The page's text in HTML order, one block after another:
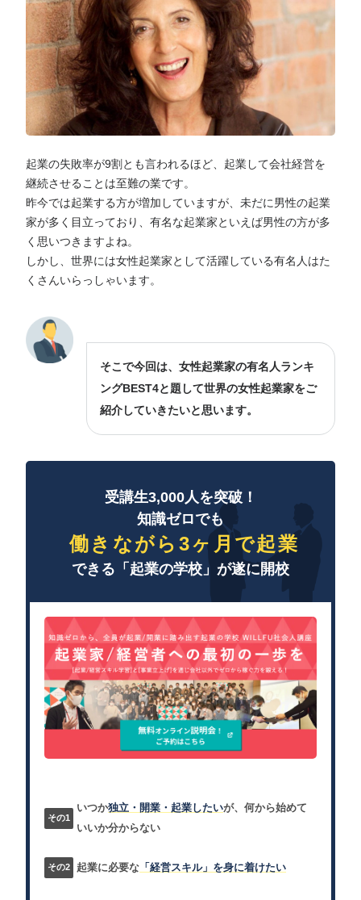
起業の失敗率が9割とも言われるほど、起業して会社経営を
継続させることは至難の業です。
昨今では起業する方が増加していますが、未だに男性の起業
家が多く目立っており、有名な起業家といえば男性の方が多
く思いつきますよね。
しかし、世界には女性起業家として活躍している有名人はた
くさんいらっしゃいます。
そこで今回は、女性起業家の有名人ランキ
ングBEST4と題して世界の女性起業家をご
紹介していきたいと思います。
受講生3,000人を突破！
知識ゼロでも
働きながら3ヶ月で起業
できる「起業の学校」が遂に開校
いつか独立・開業・起業したいが、何から始めて
いいか分からない
起業に必要な 「経営スキル」を身に着けたい